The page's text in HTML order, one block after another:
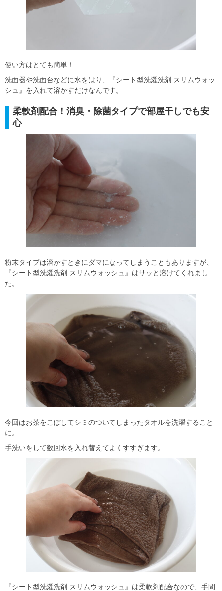
使い方はとても簡単！
洗面器や洗面台などに水をはり、『シート型洗濯洗剤 スリムウォッ
シュ』を入れて溶かすだけなんです。
柔軟剤配合！消臭・除菌タイプで部屋干しでも安
心
粉末タイプは溶かすときにダマになってしまうこともありますが、
『シート型洗濯洗剤 スリムウォッシュ』はサッと溶けてくれまし
た。
今回はお茶をこぼしてシミのついてしまったタオルを洗濯すること
に。
手洗いをして数回水を入れ替えてよくすすぎます。
『シート型洗濯洗剤 スリムウォッシュ』は柔軟剤配合なので、手間